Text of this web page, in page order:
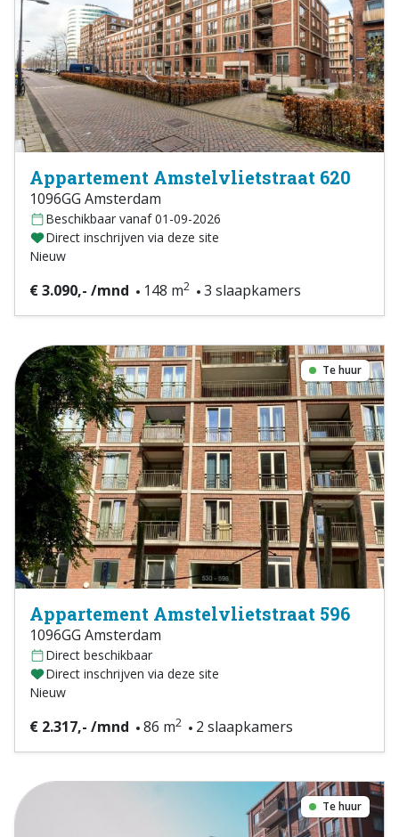
Appartement Amstelvlietstraat 620
1096GG Amsterdam
Beschikbaar vanaf 01-09-2026
Direct inschrijven via deze site
Nieuw
€ 3.090,- /mnd 148 m2 3 slaapkamers
Te huur
Appartement Amstelvlietstraat 596
1096GG Amsterdam
Direct beschikbaar
Direct inschrijven via deze site
Nieuw
€ 2.317,- /mnd 86 m2 2 slaapkamers
Te huur